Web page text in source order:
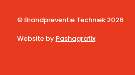
© Brandpreventie Techniek 2026
Website by Pashagrafix